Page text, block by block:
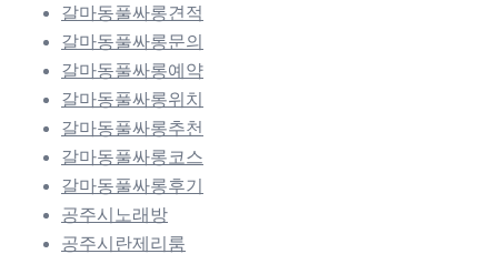
갈마동풀싸롱견적
갈마동풀싸롱문의
갈마동풀싸롱예약
갈마동풀싸롱위치
갈마동풀싸롱추천
갈마동풀싸롱코스
갈마동풀싸롱후기
공주시노래방
공주시란제리룸